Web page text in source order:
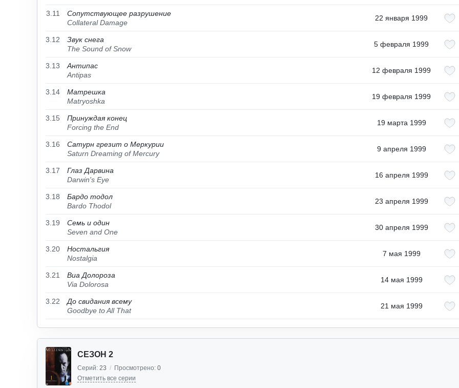
3.11
Сопутствующее разрушение
Collateral Damage
22 января 1999
3.12
Звук снега
The Sound of Snow
5 февраля 1999
3.13
Антипас
Antipas
12 февраля 1999
3.14
Матрешка
Matryoshka
19 февраля 1999
3.15
Принуждая конец
Forcing the End
19 марта 1999
3.16
Сатурн грезит о Меркурии
Saturn Dreaming of Mercury
9 апреля 1999
3.17
Глаз Дарвина
Darwin's Eye
16 апреля 1999
3.18
Бардо тодол
Bardo Thodol
23 апреля 1999
3.19
Семь и один
Seven and One
30 апреля 1999
3.20
Ностальгия
Nostalgia
7 мая 1999
3.21
Виа Долороза
Via Dolorosa
14 мая 1999
3.22
До свидания всему
Goodbye to All That
21 мая 1999
СЕЗОН 2
Серий: 23 / Просмотрено: 0
Отметить все серии